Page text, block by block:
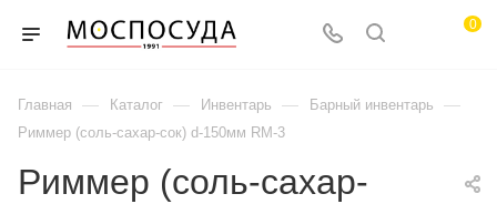
0
Главная — Каталог — Инвентарь — Барный инвентарь —
Риммер (соль-сахар-сок) d-150мм RM-3
Риммер (соль-сахар-